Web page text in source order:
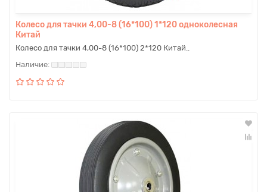
Колесо для тачки 4,00-8 (16*100) 1*120 одноколесная
Китай
Колесо для тачки 4,00-8 (16*100) 2*120 Китай..